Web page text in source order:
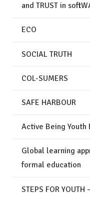
and TRUST in
ECO
SOCIAL TRUTH
COL-SUMERS
SAFE HARBOUR
Active Being Youth
Global learning
formal education
STEPS FOR